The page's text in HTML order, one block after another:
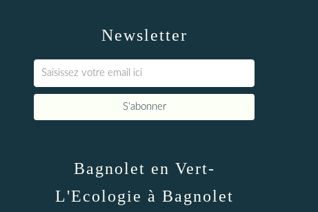
Newsletter
Bagnolet en Vert-
L'Ecologie à Bagnolet